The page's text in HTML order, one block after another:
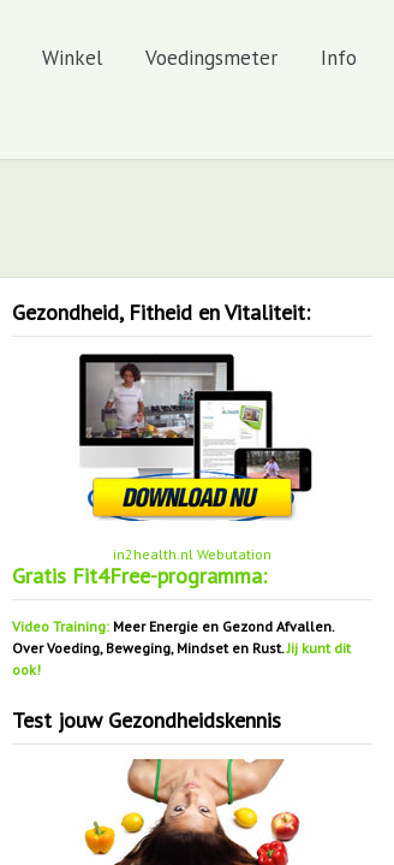
Winkel Voedingsmeter Info
Gezondheid, Fitheid en Vitaliteit:
in2health.nl Webutation
Gratis Fit4Free-programma:
Video Training: Meer Energie en Gezond Afvallen.
Over Voeding, Beweging, Mindset en Rust.Jij kunt dit
ook!
Test jouw Gezondheidskennis